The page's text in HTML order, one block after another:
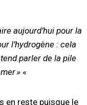
aujourd’hui pour la
l’hydrogène : cela
parler de la pile
» «
en reste puisque le